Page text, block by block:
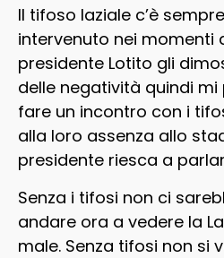
Il tifoso laziale c’è
intervenuto nei momenti
presidente Lotito gli
delle negatività quindi
fare un incontro con i
alla loro assenza allo
presidente riesca a
Senza i tifosi non ci
andare ora a vedere la
male. Senza tifosi non si